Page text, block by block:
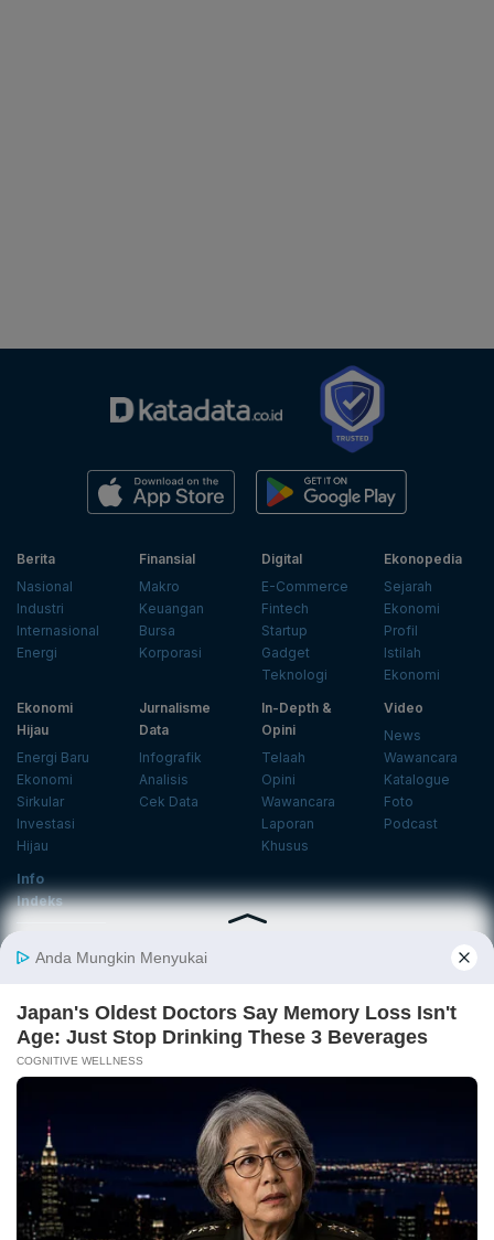
Berita
Nasional
Industri
Internasional
Energi
Finansial
Makro
Keuangan
Bursa
Korporasi
Digital
E-Commerce
Fintech
Startup
Gadget
Teknologi
Ekonopedia
Sejarah
Ekonomi
Profil
Istilah
Ekonomi
Ekonomi
Hijau
Energi Baru
Ekonomi
Sirkular
Investasi
Hijau
Jurnalisme
Data
Infografik
Analisis
Cek Data
In-Depth &
Opini
Telaah
Opini
Wawancara
Laporan
Khusus
Video
News
Wawancara
Katalogue
Foto
Podcast
Info
Indeks
Center
Event
KatadataOto
Email
Ikuti Kami